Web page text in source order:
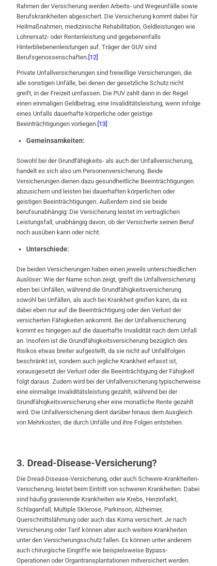
Rahmen der Versicherung werden Arbeits- und Wegeunfälle sowie
Berufskrankheiten abgesichert. Die Versicherung kommt dabei für
Heilmaßnahmen, medizinische Rehabilitation, Geldleistungen wie
Lohnersatz- oder Rentenleistung und gegebenenfalls
Hinterbliebenenleistungen auf. Träger der GUV sind
Berufsgenossenschaften. [12]
Private Unfallversicherungen sind freiwillige Versicherungen, die
alle sonstigen Unfälle, bei denen der gesetzliche Schutz nicht
greift, in der Freizeit umfassen. Die PUV zahlt dann in der Regel
einen einmaligen Geldbetrag, eine Invaliditätsleistung, wenn infolge
eines Unfalls dauerhafte körperliche oder geistige
Beeinträchtigungen vorliegen.[13]
Gemeinsamkeiten:
Sowohl bei der Grundfähigkeits- als auch der Unfallversicherung,
handelt es sich also um Personenversicherung. Beide
Versicherungen dienen dazu gesundheitliche Beeinträchtigungen
abzusichern und leisten bei dauerhaften körperlichen oder
geistigen Beeinträchtigungen. Außerdem sind sie beide
berufsunabhängig: Die Versicherung leistet im vertraglichen
Leistungsfall, unabhängig davon, ob der Versicherte seinen Beruf
noch ausüben kann oder nicht.
Unterschiede:
Die beiden Versicherungen haben einen jeweils unterschiedlichen
Auslöser: Wie der Name schon zeigt, greift die Unfallversicherung
eben bei Unfällen, während die Grundfähigkeitsversicherung
sowohl bei Unfällen, als auch bei Krankheit greifen kann, da es
dabei eben nur auf die Beeinträchtigung oder den Verlust der
versicherten Fähigkeiten ankommt. Bei der Unfallversicherung
kommt es hingegen auf die dauerhafte Invalidität nach dem Unfall
an. Insofern ist die Grundfähigkeitsversicherung bezüglich des
Risikos etwas breiter aufgestellt, da sie nicht auf Unfallfolgen
beschränkt ist, sondern auch jegliche Krankheit erfasst ist,
vorausgesetzt der Verlust oder die Beeinträchtigung der Fähigkeit
folgt daraus. Zudem wird bei der Unfallversicherung typischerweise
eine einmalige Invaliditätsleistung gezahlt, während bei der
Grundfähigkeitsversicherung eher eine monatliche Rente gezahlt
wird. Die Unfallversicherung dient darüber hinaus dem Ausgleich
von Mehrkosten, die durch Unfälle und ihre Folgen entstehen.
3. Dread-Disease-Versicherung?
Die Dread-Disease-Versicherung, oder auch Schwere-Krankheiten-
Versicherung, leistet beim Eintritt von schweren Krankheiten. Dabei
sind häufig gravierende Krankheiten wie Krebs, Herzinfarkt,
Schlaganfall, Multiple Sklerose, Parkinson, Alzheimer,
Querschnittslähmung oder auch das Koma versichert. Je nach
Versicherung oder Tarif können aber auch weitere Krankheiten
unter den Versicherungsschutz fallen. Es können unter anderem
auch chirurgische Eingriffe wie beispielsweise Bypass-
Operationen oder Organtransplantationen mitversichert werden.